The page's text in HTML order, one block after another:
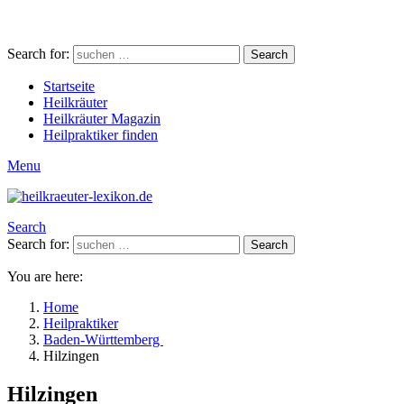
Search for: Search
Startseite
Heilkräuter
Heilkräuter Magazin
Heilpraktiker finden
Menu
Search
Search for:
Search
You are here:
Home
Heilpraktiker
Baden-Württemberg
Hilzingen
Hilzingen